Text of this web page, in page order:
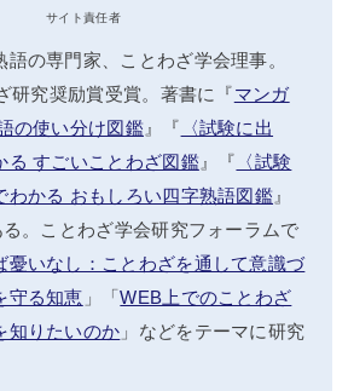
サイト責任者
語の専門家、ことわざ学会理事。
研究奨励賞受賞。著書に『マンガ
の使い分け図鑑』『 〈試験に出
る すごいことわざ図鑑』『 〈試験
わかる おもしろい四字熟語図鑑 』
。ことわざ学会研究フォーラムで
憂いなし：ことわざを通して意識づ
守る知恵 」「WEB上でのことわざ
知りたいのか 」などをテーマに研究